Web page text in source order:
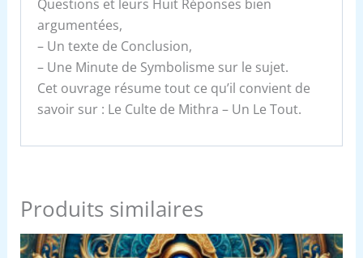
Questions et leurs Huit Réponses bien
argumentées,
– Un texte de Conclusion,
– Une Minute de Symbolisme sur le sujet.
Cet ouvrage résume tout ce qu’il convient de
savoir sur : Le Culte de Mithra – Un Le Tout.
Produits similaires